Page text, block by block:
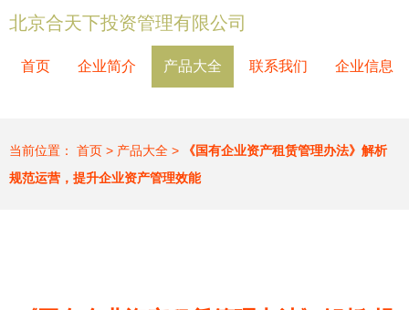
北京合天下投资管理有限公司
首页 企业简介 产品大全 联系我们 企业信息
当前位置： 首页 > 产品大全 >
《国有企业资产租赁管理办法》解析
规范运营，提升企业资产管理效能